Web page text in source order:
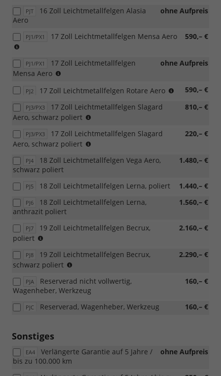
110
für
4x4/außer
4x4)
110
für
4x4/außer
4x4)
PJT ohne Aufpreis
16 Zoll Leichtmetallfelgen Alasia
Aero
PJ1/PX1 590,– €
17 Zoll Leichtmetallfelgen Mensa Aero
PJ1/PX1 ohne Aufpreis
17 Zoll Leichtmetallfelgen
Mensa Aero
PJ2 590,– €
17 Zoll Leichtmetallfelgen Rotare Aero
(außer
PJ3/PX3 810,– €
17 Zoll Leichtmetallfelgen Slagard
Aero, schwarz poliert
PJ3/PX3 220,– €
17 Zoll Leichtmetallfelgen Slagard
Aero, schwarz poliert
PJ4 1.480,– €
18 Zoll Leichtmetallfelgen Vega Aero,
schwarz poliert
PJ5 1.440,– €
18 Zoll Leichtmetallfelgen Lerna, poliert
PJ6 1.560,– €
18 Zoll Leichtmetallfelgen Lerna,
anthrazit poliert
PJ7 2.160,– €
19 Zoll Leichtmetallfelgen Becrux,
poliert
mit
s3FU/PFA/Loft
PJ8 2.290,– €
19 Zoll Leichtmetallfelgen Becrux,
schwarz poliert
mit
s3FU/PFA/Loft
PJA 160,– €
Reserverad nicht vollwertig,
Wagenheber, Werkzeug
PJC 160,– €
Reserverad, Wagenheber, Werkzeug
Sonstiges
EA4 ohne Aufpreis
Verlängerte Garantie auf 5 Jahre /
bis zu 100.000 km